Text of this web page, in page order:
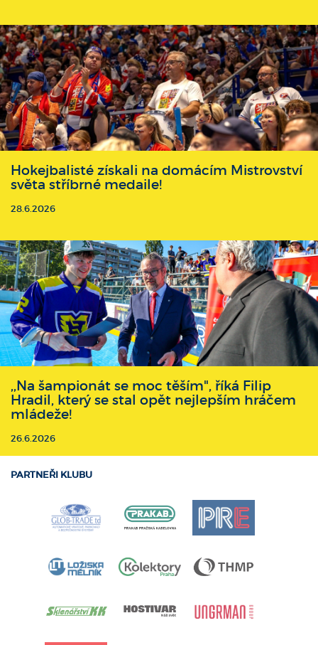
Hokejbalisté získali na domácím Mistrovství
světa stříbrné medaile!
28.6.2026
,,Na šampionát se moc těším", říká Filip
Hradil, který se stal opět nejlepším hráčem
mládeže!
26.6.2026
PARTNEŘI KLUBU